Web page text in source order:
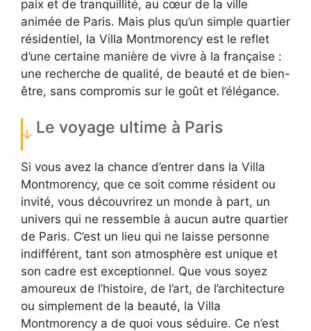
paix et de tranquillité, au cœur de la ville
animée de Paris. Mais plus qu’un simple quartier
résidentiel, la Villa Montmorency est le reflet
d’une certaine manière de vivre à la française :
une recherche de qualité, de beauté et de bien-
être, sans compromis sur le goût et l’élégance.
Le voyage ultime à Paris
Si vous avez la chance d’entrer dans la Villa
Montmorency, que ce soit comme résident ou
invité, vous découvrirez un monde à part, un
univers qui ne ressemble à aucun autre quartier
de Paris. C’est un lieu qui ne laisse personne
indifférent, tant son atmosphère est unique et
son cadre est exceptionnel. Que vous soyez
amoureux de l’histoire, de l’art, de l’architecture
ou simplement de la beauté, la Villa
Montmorency a de quoi vous séduire. Ce n’est